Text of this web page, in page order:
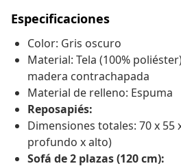
Especificaciones
Color: Gris oscuro
Material: Tela (100%
madera contrachapada
Material de relleno: Espuma
Reposapiés:
Dimensiones totales: 70 x 55
profundo x alto)
Sofá de 2 plazas (120 cm):